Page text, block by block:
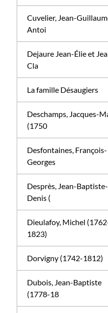
Cuvelier, Jean-
Antoi
Dejaure Jean-Élie et
Cla
La famille Désaugiers
Deschamps, Jacques-
(1750
Desfontaines, François-
Georges
Desprès, Jean-Baptiste-
Denis (
Dieulafoy, Michel
1823)
Dorvigny (1742-1812)
Dubois, Jean-Baptiste
(1778-18